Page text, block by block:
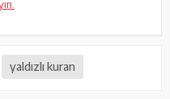
yaldızlı kuran